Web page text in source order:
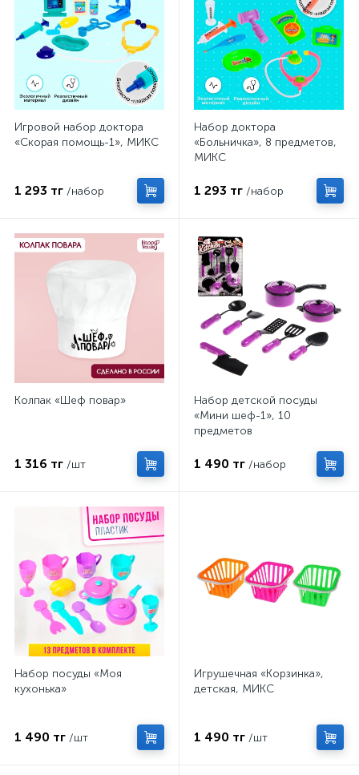
Игровой набор доктора
«Скорая помощь-1», МИКС
1 293 тг /набор
Набор доктора
«Больничка», 8 предметов,
МИКС
1 293 тг /набор
Колпак «Шеф повар»
1 316 тг /шт
Набор детской посуды
«Мини шеф-1», 10
предметов
1 490 тг /набор
Набор посуды «Моя
кухонька»
1 490 тг /шт
Игрушечная «Корзинка»,
детская, МИКС
1 490 тг /шт